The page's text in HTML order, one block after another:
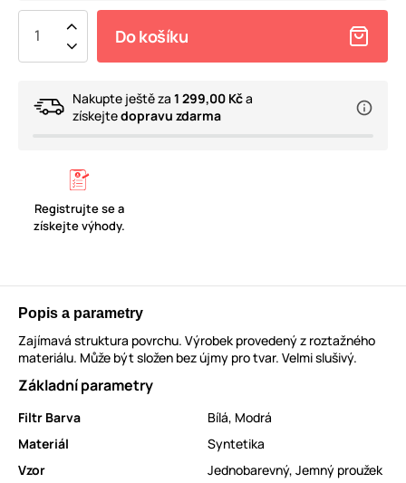
Do košíku
Nakupte ještě za 1 299,00 Kča
získejtedopravu zdarma
Registrujte se a
získejte výhody.
Popis a parametry
Zajímavá struktura povrchu. Výrobek provedený z roztažného
materiálu. Může být složen bez újmy pro tvar. Velmi slušivý.
Základní parametry
Filtr Barva Bílá, Modrá
Materiál
Syntetika
Vzor
Jednobarevný, Jemný proužek